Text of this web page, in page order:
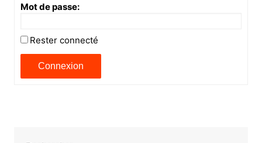
Mot de passe:
Rester connecté
Connexion